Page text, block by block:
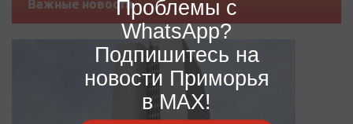
Важные новостиПроблемы с
WhatsApp?
Подпишитесь на
новости Приморья
в MAX!